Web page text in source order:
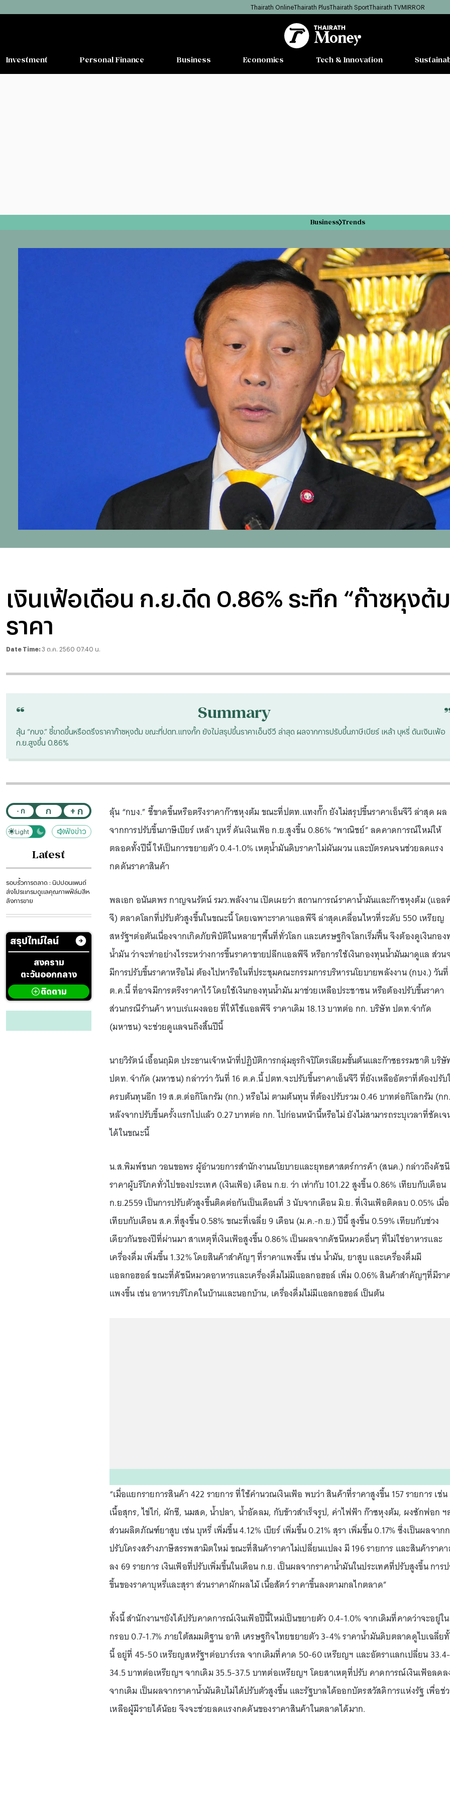
Thairath OnlineThairath PlusThairath SportThairath TVMIRROR
Investment Personal Finance Business Economics Tech & Innovation
Business Trends
เงินเฟ้อเดือน ก.ย.ดีด 0.86% ระทึก “ก๊าซหุง
ราคา
Date Time: 3 ต.ค. 2560 07:40 น.
“ Summary
ลุ้น “กบง.” ชี้ขาดขึ้นหรือตรึงราคาก๊าซหุงต้ม ขณะที่ปตท.แทงกั๊ก ยังไม่สรุปขึ้นราคาเอ็นจีวี ล่าสุด ผลจากการปรับขึ้นภาษีเบียร์ เหล้า บุหรี่ ดันเงินเฟ้อ
ก.ย.สูงขึ้น 0.86%
- ก ก + ก
Dark
Light ฟังข่าว
Latest
รอบรั้วการตลาด : นิปปอนเพนต์
ส่งโปรแกรมดูแลคุณภาพฟิล์มสีห
ลังการขาย
สรุปไทม์ไลน์
สงคราม
ตะวันออกกลาง
ติดตาม
ลุ้น “กบง.” ชี้ขาดขึ้นหรือตรึงราคาก๊าซหุงต้ม ขณะที่ปตท.แทงกั๊ก ยังไม่สรุปขึ้นราคาเอ็นจีวี ล่าสุด ผล
จากการปรับขึ้นภาษีเบียร์ เหล้า บุหรี่ ดันเงินเฟ้อ ก.ย.สูงขึ้น 0.86% “พาณิชย์” ลดคาดการณ์ใหม่ให้
ตลอดทั้งปีนี้ ให้เป็นการขยายตัว 0.4-1.0% เหตุน้ำมันดิบราคาไม่ผันผวน และบัตรคนจนช่วยลดแรง
กดดันราคาสินค้า
พลเอก อนันตพร กาญจนรัตน์ รมว.พลังงาน เปิดเผยว่า สถานการณ์ราคาน้ำมันและก๊าซหุงต้ม (แอล
จี) ตลาดโลกที่ปรับตัวสูงขึ้นในขณะนี้ โดยเฉพาะราคาแอลพีจี ล่าสุดเคลื่อนไหวที่ระดับ 550 เหรียญ
สหรัฐฯต่อตันเนื่องจากเกิดภัยพิบัติในหลายๆพื้นที่ทั่วโลก และเศรษฐกิจโลกเริ่มฟื้น จึงต้องดูเงินกอ
น้ำมัน ว่าจะทำอย่างไรระหว่างการขึ้นราคาขายปลีกแอลพีจี หรือการใช้เงินกองทุนน้ำมันมาดูแล ส่วน
มีการปรับขึ้นราคาหรือไม่ ต้องไปหารือในที่ประชุมคณะกรรมการบริหารนโยบายพลังงาน (กบง.) วัน
ต.ค.นี้ ที่อาจมีการตรึงราคาไว้ โดยใช้เงินกองทุนน้ำมัน มาช่วยเหลือประชาชน หรือต้องปรับขึ้นราคา
ส่วนกรณีร้านค้า หาบเร่แผงลอย ที่ให้ใช้แอลพีจี ราคาเดิม 18.13 บาทต่อ กก. บริษัท ปตท.จำกัด
(มหาชน) จะช่วยดูแลจนถึงสิ้นปีนี้
นายวิรัตน์ เอื้อนฤมิต ประธานเจ้าหน้าที่ปฏิบัติการกลุ่มธุรกิจปิโตรเลียมขั้นต้นและก๊าซธรรมชาติ บริษั
ปตท. จำกัด (มหาชน) กล่าวว่า วันที่ 16 ต.ค.นี้ ปตท.จะปรับขึ้นราคาเอ็นจีวี ที่ยังเหลืออัตราที่ต้องปรับ
ครบต้นทุนอีก 19 ส.ต.ต่อกิโลกรัม (กก.) หรือไม่ ตามต้นทุน ที่ต้องปรับรวม 0.46 บาทต่อกิโลกรัม (ก
หลังจากปรับขึ้นครั้งแรกไปแล้ว 0.27 บาทต่อ กก. ไปก่อนหน้านี้หรือไม่ ยังไม่สามารถระบุเวลาที่ชัดเจ
ได้ในขณะนี้
น.ส.พิมพ์ชนก วอนขอพร ผู้อำนวยการสำนักงานนโยบายและยุทธศาสตร์การค้า (สนค.) กล่าวถึงดัชนี
ราคาผู้บริโภคทั่วไปของประเทศ (เงินเฟ้อ) เดือน ก.ย. ว่า เท่ากับ 101.22 สูงขึ้น 0.86% เทียบกับเดือน
ก.ย.2559 เป็นการปรับตัวสูงขึ้นติดต่อกันเป็นเดือนที่ 3 นับจากเดือน มิ.ย. ที่เงินเฟ้อติดลบ 0.05% เมื่อ
เทียบกับเดือน ส.ค.ที่สูงขึ้น 0.58% ขณะที่เฉลี่ย 9 เดือน (ม.ค.-ก.ย.) ปีนี้ สูงขึ้น 0.59% เทียบกับช่วง
เดียวกันของปีที่ผ่านมา สาเหตุที่เงินเฟ้อสูงขึ้น 0.86% เป็นผลจากดัชนีหมวดอื่นๆ ที่ไม่ใช่อาหารและ
เครื่องดื่ม เพิ่มขึ้น 1.32% โดยสินค้าสำคัญๆ ที่ราคาแพงขึ้น เช่น น้ำมัน, ยาสูบ และเครื่องดื่มมี
แอลกอฮอล์ ขณะที่ดัชนีหมวดอาหารและเครื่องดื่มไม่มีแอลกอฮอล์ เพิ่ม 0.06% สินค้าสำคัญๆที่มีรา
แพงขึ้น เช่น อาหารบริโภคในบ้านและนอกบ้าน, เครื่องดื่มไม่มีแอลกอฮอล์ เป็นต้น
“เมื่อแยกรายการสินค้า 422 รายการ ที่ใช้คำนวณเงินเฟ้อ พบว่า สินค้าที่ราคาสูงขึ้น 157 รายการ เช่น
เนื้อสุกร, ไข่ไก่, ผักชี, นมสด, น้ำปลา, น้ำอัดลม, กับข้าวสำเร็จรูป, ค่าไฟฟ้า ก๊าซหุงต้ม, ผงซักฟอก ฯ
ส่วนผลิตภัณฑ์ยาสูบ เช่น บุหรี่ เพิ่มขึ้น 4.12% เบียร์ เพิ่มขึ้น 0.21% สุรา เพิ่มขึ้น 0.17% ซึ่งเป็นผลจาก
ปรับโครงสร้างภาษีสรรพสามิตใหม่ ขณะที่สินค้าราคาไม่เปลี่ยนแปลง มี 196 รายการ และสินค้าราค
ลง 69 รายการ เงินเฟ้อที่ปรับเพิ่มขึ้นในเดือน ก.ย. เป็นผลจากราคาน้ำมันในประเทศที่ปรับสูงขึ้น การ
ขึ้นของราคาบุหรี่และสุรา ส่วนราคาผักผลไม้ เนื้อสัตว์ ราคาขึ้นลงตามกลไกตลาด”
ทั้งนี้ สำนักงานฯยังได้ปรับคาดการณ์เงินเฟ้อปีนี้ใหม่เป็นขยายตัว 0.4-1.0% จากเดิมที่คาดว่าจะอยู่ใน
กรอบ 0.7-1.7% ภายใต้สมมติฐาน อาทิ เศรษฐกิจไทยขยายตัว 3-4% ราคาน้ำมันดิบตลาดดูไบเฉลี่ย
นี้ อยู่ที่ 45-50 เหรียญสหรัฐฯต่อบาร์เรล จากเดิมที่คาด 50-60 เหรียญฯ และอัตราแลกเปลี่ยน 33.4-
34.5 บาทต่อเหรียญฯ จากเดิม 35.5-37.5 บาทต่อเหรียญฯ โดยสาเหตุที่ปรับ คาดการณ์เงินเฟ้อลดล
จากเดิม เป็นผลจากราคาน้ำมันดิบไม่ได้ปรับตัวสูงขึ้น และรัฐบาลได้ออกบัตรสวัสดิการแห่งรัฐ เพื่อช่
เหลือผู้มีรายได้น้อย จึงจะช่วยลดแรงกดดันของราคาสินค้าในตลาดได้มาก.